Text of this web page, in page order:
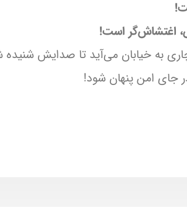
اغتشاش‌گر است!
به خیابان می‌آید تا صدایش شنیده
جای امن پنهان شود!